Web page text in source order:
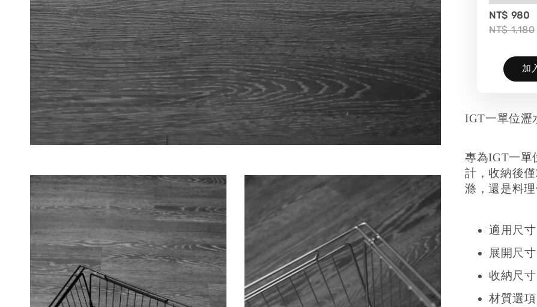
NT$ 980
NT$ 1,180
加
IGT一單位瀝
專為IGT一單
計，收納後
滌，還是料
適用尺
展開尺
收納尺
材質選